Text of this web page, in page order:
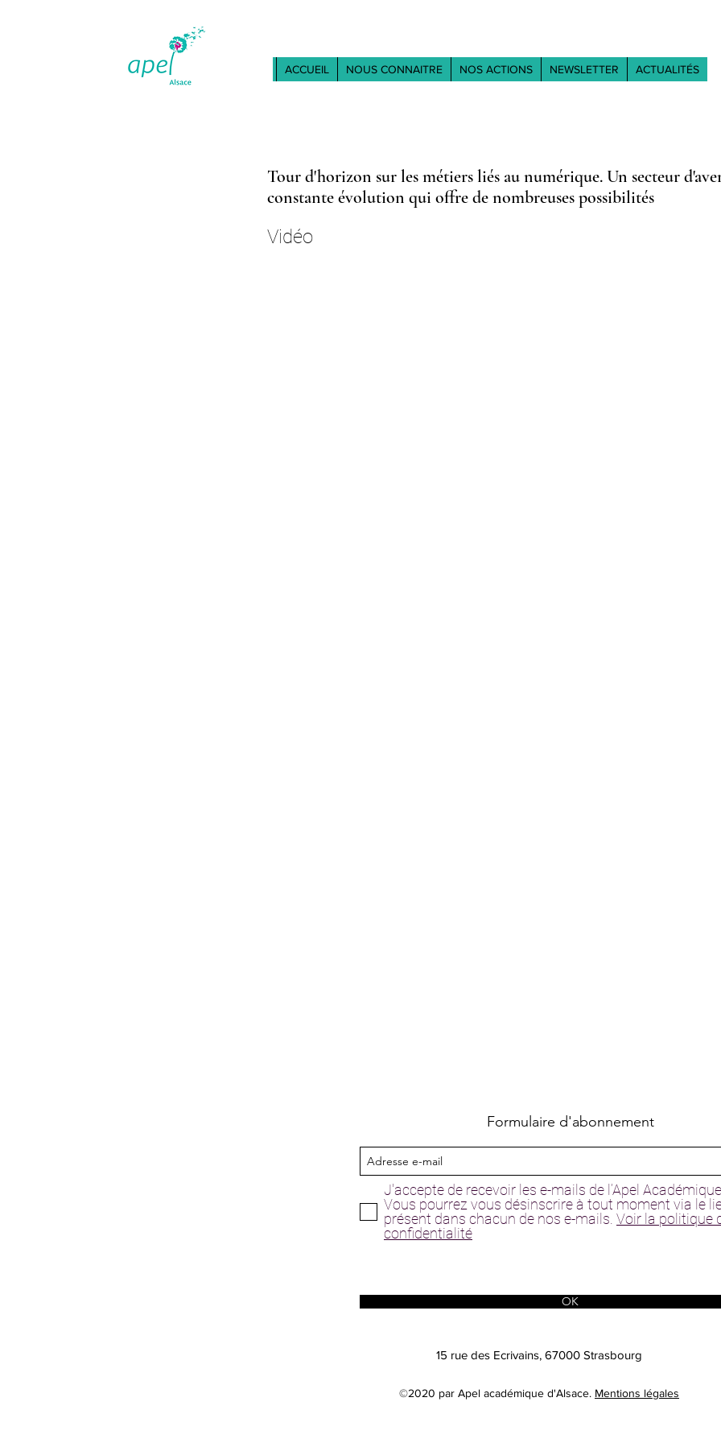
ACCUEIL NOUS CONNAITRE NOS ACTIONS NEWSLETTER ACTUALITÉS
Tour d'horizon sur les métiers liés au numérique. Un secteur
constante évolution qui offre de nombreuses possibilités
Vidéo
Formulaire d'abonnement
J'accepte de recevoir les e-mails de l’Apel Académique
Vous pourrez vous désinscrire à tout moment via le
présent dans chacun de nos e-mails. Voir la politique
confidentialité
OK
15 rue des Ecrivains, 67000 Strasbourg
©2020 par Apel académique d'Alsace. Mentions légales